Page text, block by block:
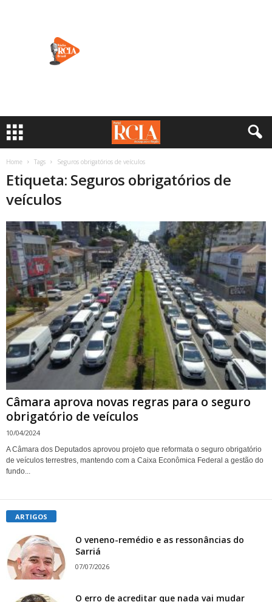
Home Tags Seguros obrigatórios de veículos
Etiqueta: Seguros obrigatórios de
veículos
Câmara aprova novas regras para o seguro
obrigatório de veículos
10/04/2024
A Câmara dos Deputados aprovou projeto que reformata o seguro obrigatório
de veículos terrestres, mantendo com a Caixa Econômica Federal a gestão do
fundo...
ARTIGOS
O veneno-remédio e as ressonâncias do
Sarriá
07/07/2026
O erro de acreditar que nada vai mudar